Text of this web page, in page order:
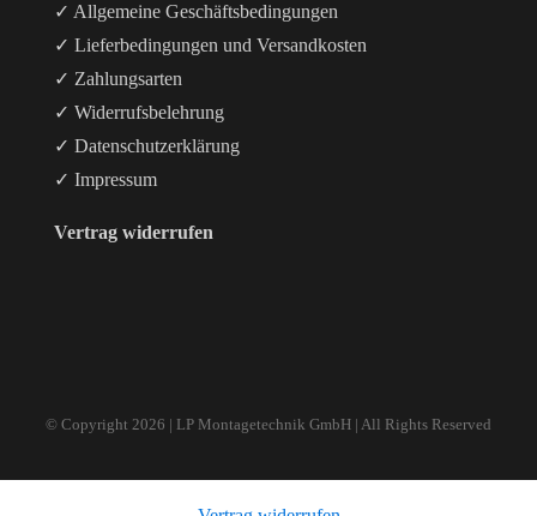
✓ Allgemeine Geschäftsbedingungen
✓ Lieferbedingungen und Versandkosten
✓ Zahlungsarten
✓ Widerrufsbelehrung
✓ Datenschutzerklärung
✓ Impressum
Vertrag widerrufen
© Copyright 2026 | LP Montagetechnik GmbH | All Rights Reserved